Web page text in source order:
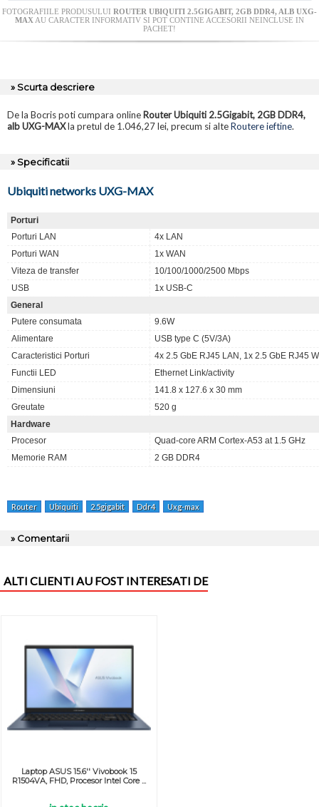
FOTOGRAFIILE PRODUSULUI ROUTER UBIQUITI 2.5GIGABIT, 2GB DDR4, ALB UXG-
MAXAU CARACTER INFORMATIV SI POT CONTINE ACCESORII NEINCLUSE IN
PACHET!
» Scurta descriere
De la Bocris poti cumpara online Router Ubiquiti 2.5Gigabit, 2GB DDR4,
alb UXG-MAXla pretul de 1.046,27 lei, precum si alteRoutere ieftine.
» Specificatii
Ubiquiti networks UXG-MAX
Porturi
Porturi LAN
4x LAN
Porturi WAN
1x WAN
Viteza de transfer
10/100/1000/2500 Mbps
USB
1x USB-C
General
Putere consumata
9.6W
Alimentare
USB type C (5V/3A)
Caracteristici Porturi
4x 2.5 GbE RJ45 LAN, 1x 2.5 GbE RJ45
Functii LED
Ethernet Link/activity
Dimensiuni
141.8 x 127.6 x 30 mm
Greutate
520 g
Hardware
Procesor
Quad-core ARM Cortex-A53 at 1.5 GHz
Memorie RAM
2 GB DDR4
Router Ubiquiti 2.5gigabit Ddr4 Uxg-max
» Comentarii
ALTI CLIENTI AU FOST INTERESATI DE
Laptop ASUS 15.6'' Vivobook 15
R1504VA, FHD, Procesor Intel Core ...